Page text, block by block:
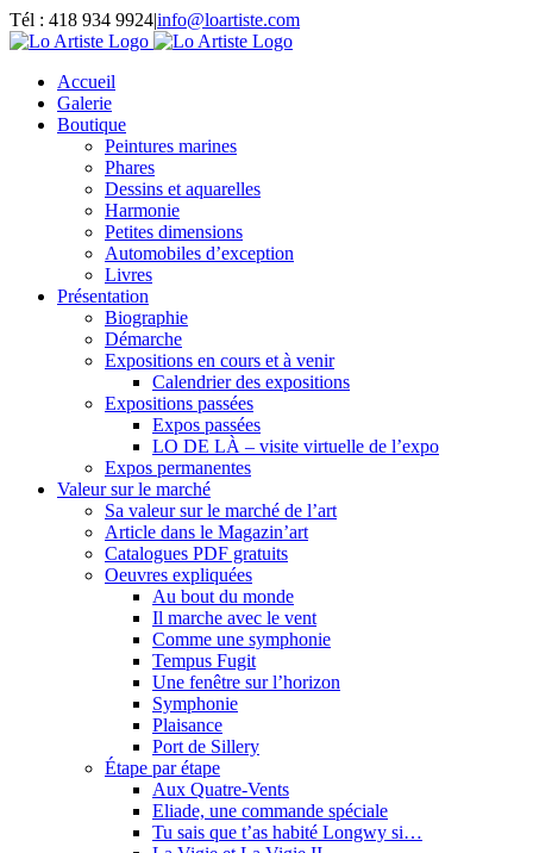
Passer
au
Tél : 418 934 9924|info@loartiste.com
Facebook
Instagram
Email
Pinterest
YouTube
Accueil
Galerie
Boutique
Peintures marines
Phares
Dessins et aquarelles
Harmonie
Petites dimensions
Automobiles d’exception
Livres
Présentation
Biographie
Démarche
Expositions en cours et à venir
Calendrier des expositions
Expositions passées
Expos passées
LO DE LÀ – visite virtuelle de l’expo
Expos permanentes
Valeur sur le marché
Sa valeur sur le marché de l’art
Article dans le Magazin’art
Catalogues PDF gratuits
Oeuvres expliquées
Au bout du monde
Il marche avec le vent
Comme une symphonie
Tempus Fugit
Une fenêtre sur l’horizon
Symphonie
Plaisance
Port de Sillery
Étape par étape
Aux Quatre-Vents
Eliade, une commande spéciale
Tu sais que t’as habité Longwy si…